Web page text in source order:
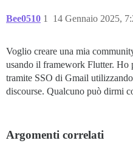
Bee0510 14 Gennaio 2025,
1
Voglio creare una mia
usando il framework Flutter. Ho
tramite SSO di Gmail
discourse. Qualcuno può dirmi
Argomenti correlati